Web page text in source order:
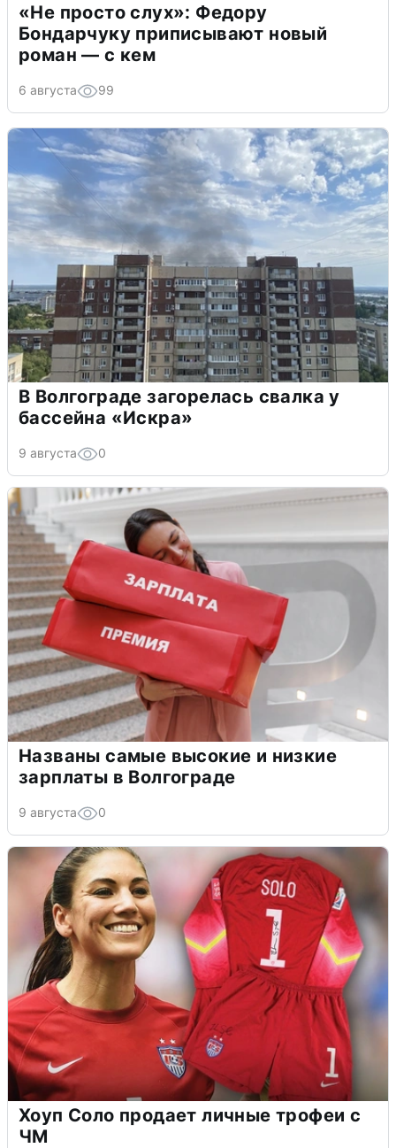
«Не просто слух»: Федору
Бондарчуку приписывают новый
роман — с кем
6 августа 99
В Волгограде загорелась свалка у
бассейна «Искра»
9 августа 0
Названы самые высокие и низкие
зарплаты в Волгограде
9 августа 0
Хоуп Соло продает личные трофеи с
ЧМ